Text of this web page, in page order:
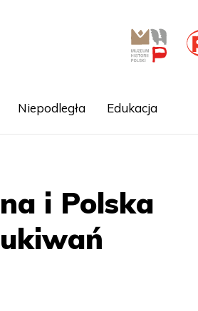
Niepodległa Edukacja
i Polska